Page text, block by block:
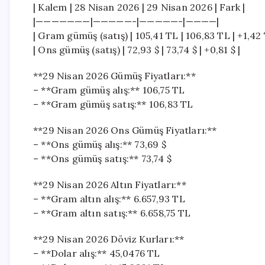
| Kalem | 28 Nisan 2026 | 29 Nisan 2026 | Fark |
|———————|—————-|—————-|————|
| Gram gümüş (satış) | 105,41 TL | 106,83 TL | +1,42
| Ons gümüş (satış) | 72,93 $ | 73,74 $ | +0,81 $ |
**29 Nisan 2026 Gümüş Fiyatları:**
– **Gram gümüş alış:** 106,75 TL
– **Gram gümüş satış:** 106,83 TL
**29 Nisan 2026 Ons Gümüş Fiyatları:**
– **Ons gümüş alış:** 73,69 $
– **Ons gümüş satış:** 73,74 $
**29 Nisan 2026 Altın Fiyatları:**
– **Gram altın alış:** 6.657,93 TL
– **Gram altın satış:** 6.658,75 TL
**29 Nisan 2026 Döviz Kurları:**
– **Dolar alış:** 45,0476 TL